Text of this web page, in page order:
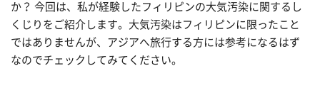
か？ 今回は、私が経験したフィリピンの大気汚染に関するし
くじりをご紹介します。大気汚染はフィリピンに限ったこと
ではありませんが、アジアへ旅行する方には参考になるはず
なのでチェックしてみてください。